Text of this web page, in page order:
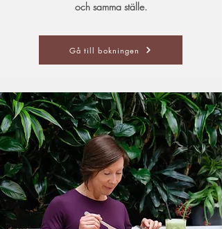
och samma ställe.
Gå till bokningen